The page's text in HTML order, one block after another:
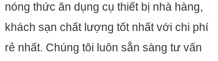
nóng thức ăn dụng cụ thiết bị nhà hàng,
khách sạn chất lượng tốt nhất với chi phí
rẻ nhất. Chúng tôi luôn sẵn sàng tư vấn